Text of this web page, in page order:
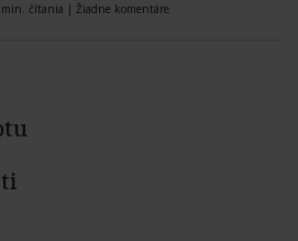
min. čítania | Žiadne komentáre